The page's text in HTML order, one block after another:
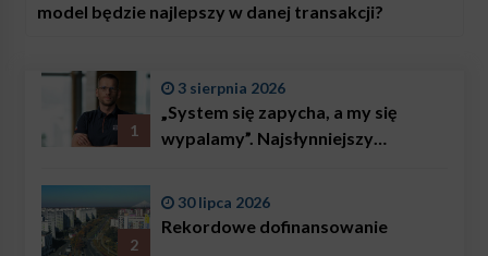
model będzie najlepszy w danej transakcji?
1
3 sierpnia 2026
„System się zapycha, a my się
wypalamy”. Najsłynniejszy
problemem są nie tylko choroby
2
30 lipca 2026
Rekordowe dofinansowanie